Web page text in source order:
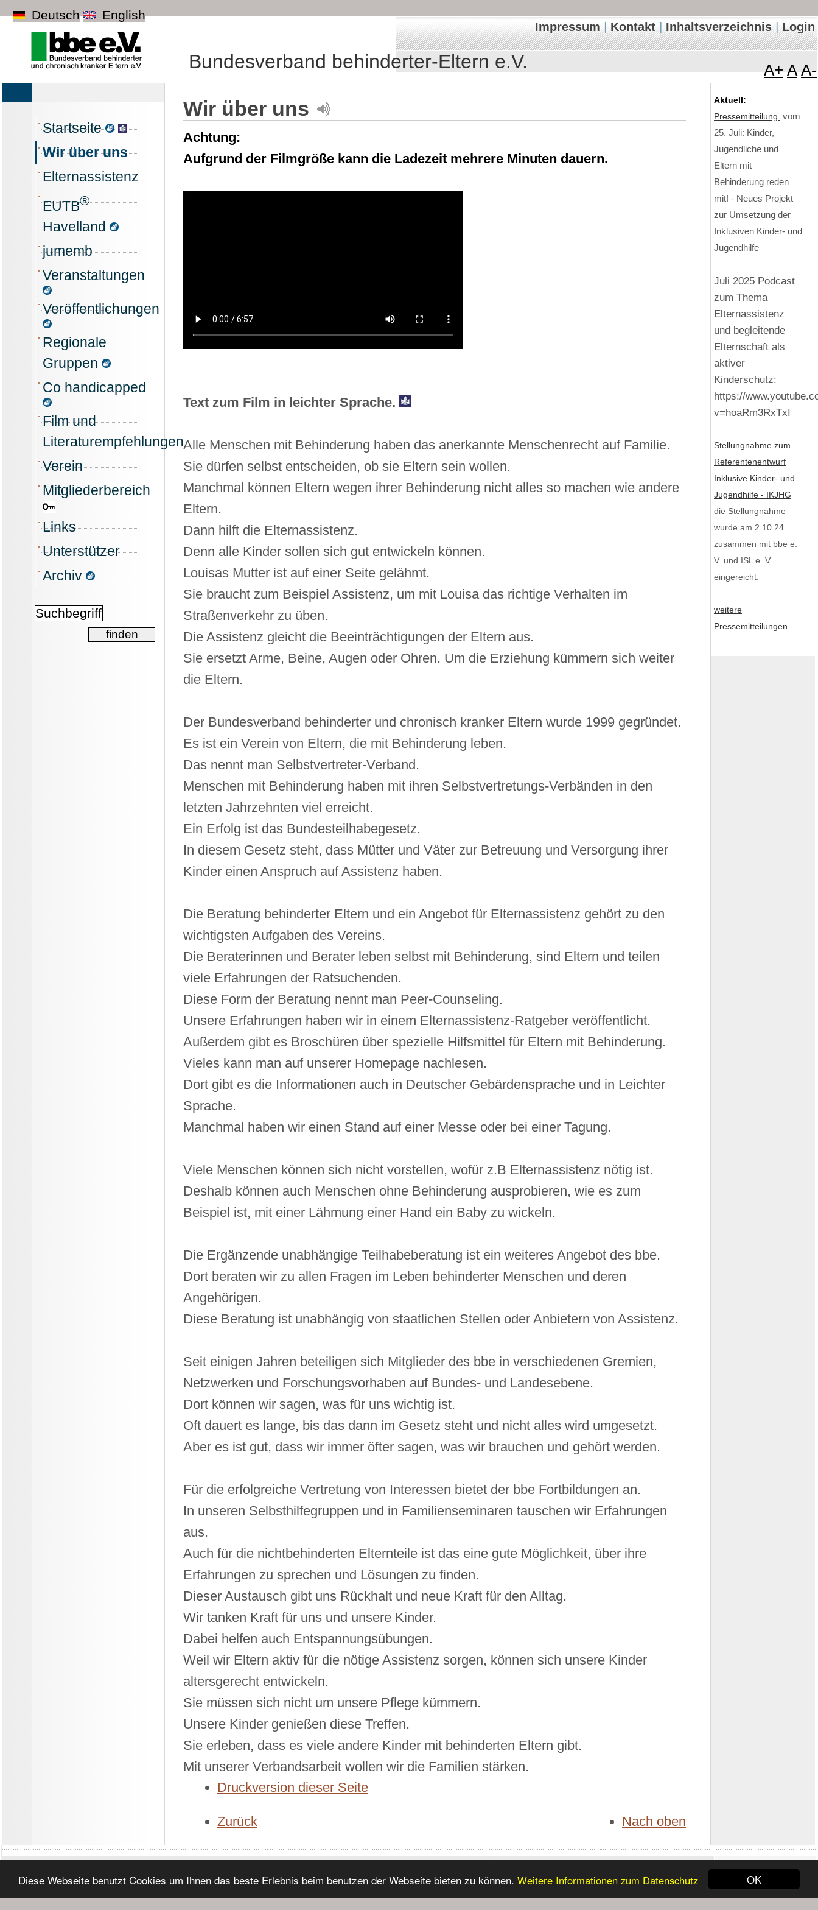
OK
Diese Webseite benutzt Cookies um Ihnen das beste Erlebnis beim benutzen der Webseite bieten zu können. Weitere Informationen zum Datenschutz
Deutsch English
A+ A A-
Bundesverband behinderter-Eltern e.V.
Impressum | Kontakt | Inhaltsverzeichnis | Login
Startseite
Wir über uns
Elternassistenz
EUTB®
Havelland
jumemb
Veranstaltungen
Veröffentlichungen
Regionale
Gruppen
Co handicapped
Film und
Literaturempfehlungen
Verein
Mitgliederbereich
Links
Unterstützer
Archiv
Aktuell:
Pressemitteilung vom
25. Juli: Kinder,
Jugendliche und
Eltern mit
Behinderung reden
mit! - Neues Projekt
zur Umsetzung der
Inklusiven Kinder- und
Jugendhilfe
Juli 2025 Podcast
zum Thema
Elternassistenz
und begleitende
Elternschaft als
aktiver
Kinderschutz:
https://
v=hoaRm3RxTxI
Stellungnahme zum
Referentenentwurf
Inklusive Kinder- und
Jugendhilfe - IKJHG
die Stellungnahme
wurde am 2.10.24
zusammen mit bbe e.
V. und ISL e. V.
eingereicht.
weitere
Pressemitteilungen
Wir über uns
Achtung:
Aufgrund der Filmgröße kann die Ladezeit mehrere Minuten dauern.
Text zum Film in leichter Sprache.
Alle Menschen mit Behinderung haben das anerkannte Menschenrecht auf Familie.
Sie dürfen selbst entscheiden, ob sie Eltern sein wollen.
Manchmal können Eltern wegen ihrer Behinderung nicht alles so machen wie andere
Eltern.
Dann hilft die Elternassistenz.
Denn alle Kinder sollen sich gut entwickeln können.
Louisas Mutter ist auf einer Seite gelähmt.
Sie braucht zum Beispiel Assistenz, um mit Louisa das richtige Verhalten im
Straßenverkehr zu üben.
Die Assistenz gleicht die Beeinträchtigungen der Eltern aus.
Sie ersetzt Arme, Beine, Augen oder Ohren. Um die Erziehung kümmern sich weiter
die Eltern.
Der Bundesverband behinderter und chronisch kranker Eltern wurde 1999 gegründet.
Es ist ein Verein von Eltern, die mit Behinderung leben.
Das nennt man Selbstvertreter-Verband.
Menschen mit Behinderung haben mit ihren Selbstvertretungs-Verbänden in den
letzten Jahrzehnten viel erreicht.
Ein Erfolg ist das Bundesteilhabegesetz.
In diesem Gesetz steht, dass Mütter und Väter zur Betreuung und Versorgung ihrer
Kinder einen Anspruch auf Assistenz haben.
Die Beratung behinderter Eltern und ein Angebot für Elternassistenz gehört zu den
wichtigsten Aufgaben des Vereins.
Die Beraterinnen und Berater leben selbst mit Behinderung, sind Eltern und teilen
viele Erfahrungen der Ratsuchenden.
Diese Form der Beratung nennt man Peer-Counseling.
Unsere Erfahrungen haben wir in einem Elternassistenz-Ratgeber veröffentlicht.
Außerdem gibt es Broschüren über spezielle Hilfsmittel für Eltern mit Behinderung.
Vieles kann man auf unserer Homepage nachlesen.
Dort gibt es die Informationen auch in Deutscher Gebärdensprache und in Leichter
Sprache.
Manchmal haben wir einen Stand auf einer Messe oder bei einer Tagung.
Viele Menschen können sich nicht vorstellen, wofür z.B Elternassistenz nötig ist.
Deshalb können auch Menschen ohne Behinderung ausprobieren, wie es zum
Beispiel ist, mit einer Lähmung einer Hand ein Baby zu wickeln.
Die Ergänzende unabhängige Teilhabeberatung ist ein weiteres Angebot des bbe.
Dort beraten wir zu allen Fragen im Leben behinderter Menschen und deren
Angehörigen.
Diese Beratung ist unabhängig von staatlichen Stellen oder Anbietern von Assistenz.
Seit einigen Jahren beteiligen sich Mitglieder des bbe in verschiedenen Gremien,
Netzwerken und Forschungsvorhaben auf Bundes- und Landesebene.
Dort können wir sagen, was für uns wichtig ist.
Oft dauert es lange, bis das dann im Gesetz steht und nicht alles wird umgesetzt.
Aber es ist gut, dass wir immer öfter sagen, was wir brauchen und gehört werden.
Für die erfolgreiche Vertretung von Interessen bietet der bbe Fortbildungen an.
In unseren Selbsthilfegruppen und in Familienseminaren tauschen wir Erfahrungen
aus.
Auch für die nichtbehinderten Elternteile ist das eine gute Möglichkeit, über ihre
Erfahrungen zu sprechen und Lösungen zu finden.
Dieser Austausch gibt uns Rückhalt und neue Kraft für den Alltag.
Wir tanken Kraft für uns und unsere Kinder.
Dabei helfen auch Entspannungsübungen.
Weil wir Eltern aktiv für die nötige Assistenz sorgen, können sich unsere Kinder
altersgerecht entwickeln.
Sie müssen sich nicht um unsere Pflege kümmern.
Unsere Kinder genießen diese Treffen.
Sie erleben, dass es viele andere Kinder mit behinderten Eltern gibt.
Mit unserer Verbandsarbeit wollen wir die Familien stärken.
Druckversion dieser Seite
Zurück Nach oben